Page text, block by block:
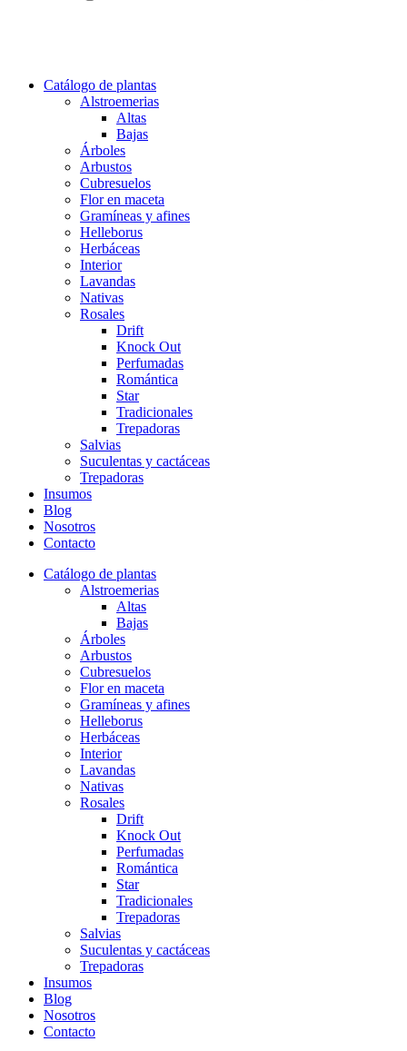
Catálogo de plantas
Alstroemerias
Altas
Bajas
Árboles
Arbustos
Cubresuelos
Flor en maceta
Gramíneas y afines
Helleborus
Herbáceas
Interior
Lavandas
Nativas
Rosales
Drift
Knock Out
Perfumadas
Romántica
Star
Tradicionales
Trepadoras
Salvias
Suculentas y cactáceas
Trepadoras
Insumos
Blog
Nosotros
Contacto
Catálogo de plantas
Alstroemerias
Altas
Bajas
Árboles
Arbustos
Cubresuelos
Flor en maceta
Gramíneas y afines
Helleborus
Herbáceas
Interior
Lavandas
Nativas
Rosales
Drift
Knock Out
Perfumadas
Romántica
Star
Tradicionales
Trepadoras
Salvias
Suculentas y cactáceas
Trepadoras
Insumos
Blog
Nosotros
Contacto